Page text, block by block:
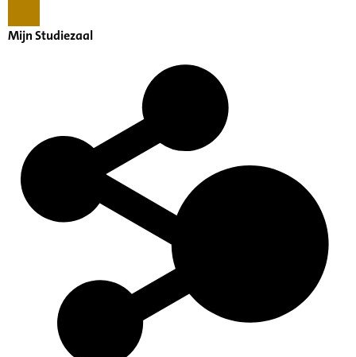
Mijn Studiezaal